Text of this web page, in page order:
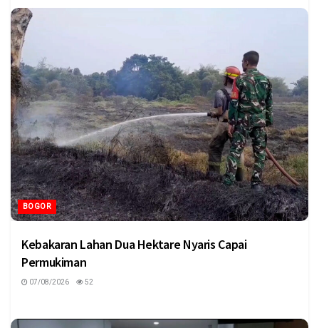
BOGOR
Kebakaran Lahan Dua Hektare Nyaris Capai
Permukiman
07/08/2026 52